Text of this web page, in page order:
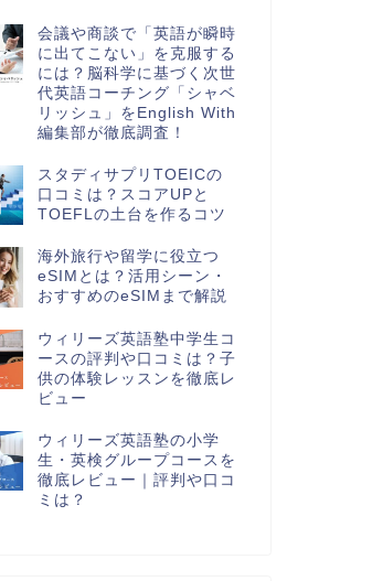
会議や商談で「英語が瞬時
に出てこない」を克服する
には？脳科学に基づく次世
代英語コーチング「シャベ
リッシュ」をEnglish With
編集部が徹底調査！
スタディサプリTOEICの
口コミは？スコアUPと
TOEFLの土台を作るコツ
海外旅行や留学に役立つ
eSIMとは？活用シーン・
おすすめのeSIMまで解説
ウィリーズ英語塾中学生コ
ースの評判や口コミは？子
供の体験レッスンを徹底レ
ビュー
ウィリーズ英語塾の小学
生・英検グループコースを
徹底レビュー｜評判や口コ
ミは？